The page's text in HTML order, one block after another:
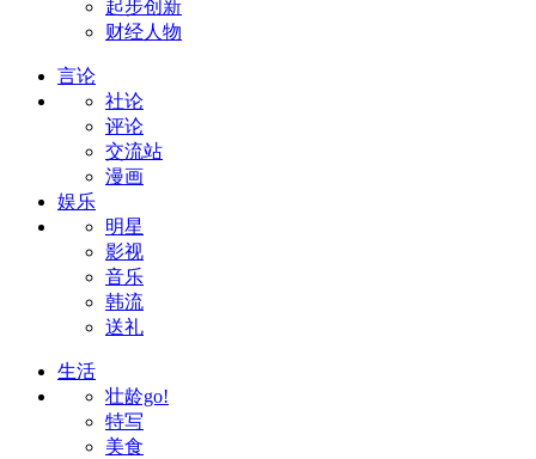
起步创新
财经人物
言论
社论
评论
交流站
漫画
娱乐
明星
影视
音乐
韩流
送礼
生活
壮龄go!
特写
美食